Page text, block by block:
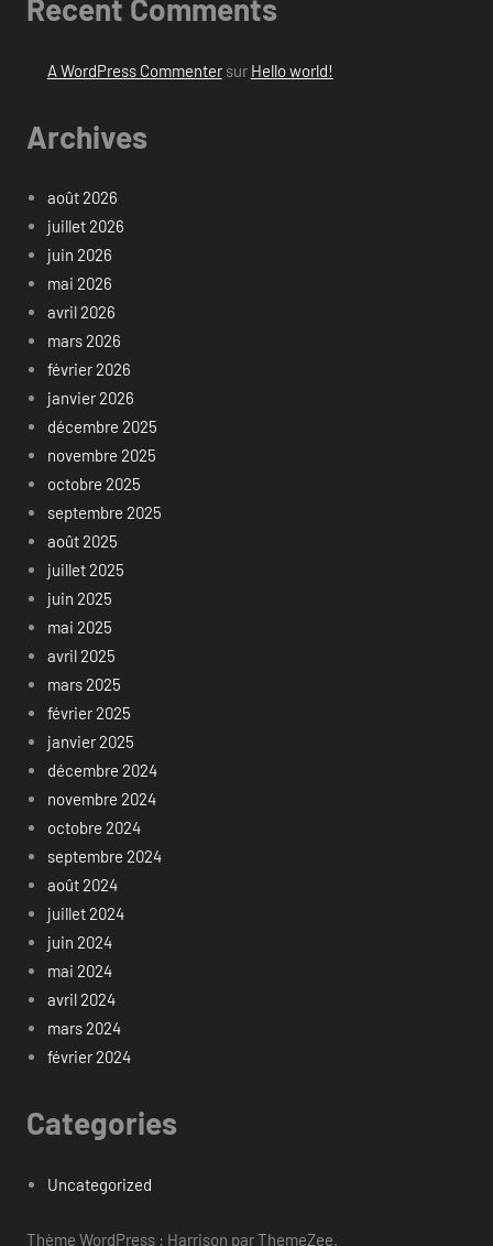
Recent Comments
A WordPress Commentersur Hello world!
Archives
août 2026
juillet 2026
juin 2026
mai 2026
avril 2026
mars 2026
février 2026
janvier 2026
décembre 2025
novembre 2025
octobre 2025
septembre 2025
août 2025
juillet 2025
juin 2025
mai 2025
avril 2025
mars 2025
février 2025
janvier 2025
décembre 2024
novembre 2024
octobre 2024
septembre 2024
août 2024
juillet 2024
juin 2024
mai 2024
avril 2024
mars 2024
février 2024
Categories
Uncategorized
Thème WordPress : Harrison par ThemeZee.